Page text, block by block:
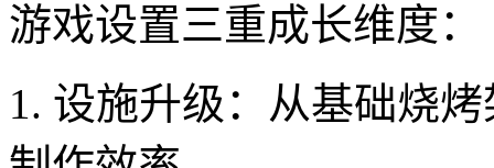
游戏设置三重成长维度：
1. 设施升级：从基础烧